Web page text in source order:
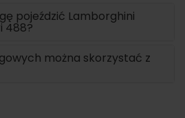
pojeździć Lamborghini
488?
można skorzystać z